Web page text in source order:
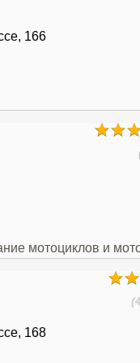
166
мотоциклов и
168